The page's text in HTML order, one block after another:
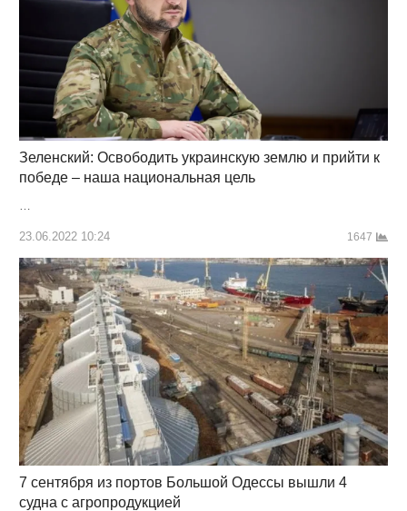
Зеленский: Освободить украинскую землю и прийти к
победе – наша национальная цель
…
23.06.2022 10:24 1647
7 сентября из портов Большой Одессы вышли 4
судна с агропродукцией